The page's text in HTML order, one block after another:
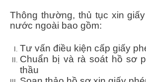
Thông thường, thủ tục xin
nước ngoài bao gồm:
Tư vấn điều kiện cấp giấy
Chuẩn bị và rà soát hồ sơ
thầu